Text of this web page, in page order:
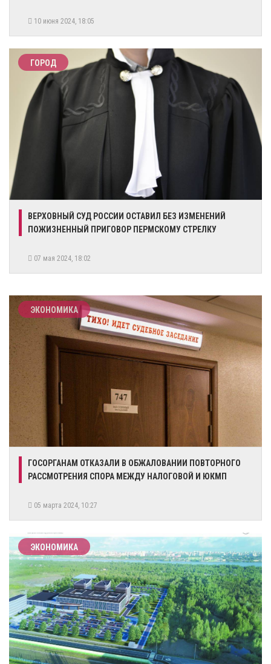
10 июня 2024, 18:05
ГОРОД
​ВЕРХОВНЫЙ СУД РОССИИ ОСТАВИЛ БЕЗ ИЗМЕНЕНИЙ
ПОЖИЗНЕННЫЙ ПРИГОВОР ПЕРМСКОМУ СТРЕЛКУ
07 мая 2024, 18:02
ЭКОНОМИКА
​ГОСОРГАНАМ ОТКАЗАЛИ В ОБЖАЛОВАНИИ ПОВТОРНОГО
РАССМОТРЕНИЯ СПОРА МЕЖДУ НАЛОГОВОЙ И ЮКМП
05 марта 2024, 10:27
ЭКОНОМИКА